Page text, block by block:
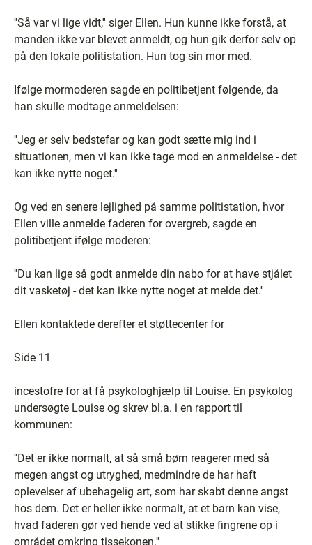
''Så var vi lige vidt,'' siger Ellen. Hun kunne ikke forstå, at
manden ikke var blevet anmeldt, og hun gik derfor selv op
på den lokale politistation. Hun tog sin mor med.
Ifølge mormoderen sagde en politibetjent følgende, da
han skulle modtage anmeldelsen:
''Jeg er selv bedstefar og kan godt sætte mig ind i
situationen, men vi kan ikke tage mod en anmeldelse - det
kan ikke nytte noget.''
Og ved en senere lejlighed på samme politistation, hvor
Ellen ville anmelde faderen for overgreb, sagde en
politibetjent ifølge moderen:
''Du kan lige så godt anmelde din nabo for at have stjålet
dit vasketøj - det kan ikke nytte noget at melde det.''
Ellen kontaktede derefter et støttecenter for
Side 11
incestofre for at få psykologhjælp til Louise. En psykolog
undersøgte Louise og skrev bl.a. i en rapport til
kommunen:
''Det er ikke normalt, at så små børn reagerer med så
megen angst og utryghed, medmindre de har haft
oplevelser af ubehagelig art, som har skabt denne angst
hos dem. Det er heller ikke normalt, at et barn kan vise,
hvad faderen gør ved hende ved at stikke fingrene op i
området omkring tissekonen.''